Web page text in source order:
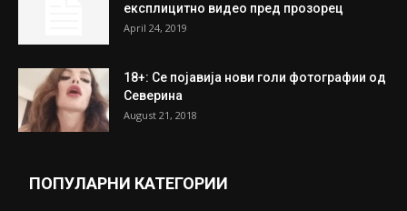
експлицитно видео пред прозорец
April 24, 2019
18+: Се појавија нови голи фотографии од
Северина
August 21, 2018
ПОПУЛАРНИ КАТЕГОРИИ